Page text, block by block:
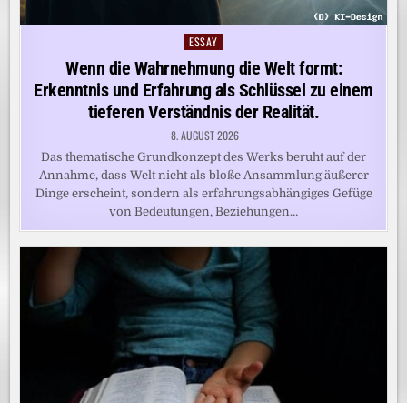
Posted
in
ESSAY
Wenn die Wahrnehmung die Welt formt:
Erkenntnis und Erfahrung als Schlüssel zu einem
tieferen Verständnis der Realität.
8. AUGUST 2026
Das thematische Grundkonzept des Werks beruht auf der
Annahme, dass Welt nicht als bloße Ansammlung äußerer
Dinge erscheint, sondern als erfahrungsabhängiges Gefüge
von Bedeutungen, Beziehungen…